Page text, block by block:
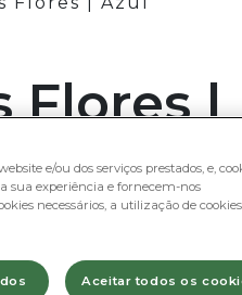
Flores |
e/ou dos serviços prestados, e,
sua experiência e fornecem-nos
necessários, a utilização de cookies
Aceitar todos os